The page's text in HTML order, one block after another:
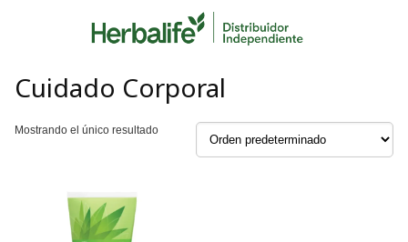
Cuidado Corporal
Mostrando el único resultado